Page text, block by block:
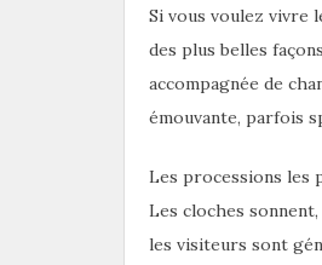
Si vous voulez vivre
des plus belles
accompagnée de
émouvante, parfois
Les processions les
Les cloches
les visiteurs sont